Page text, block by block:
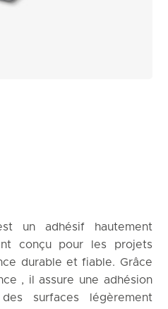
un adhésif hautement
conçu pour les projets
durable et fiable. Grâce
, il assure une adhésion
surfaces légèrement